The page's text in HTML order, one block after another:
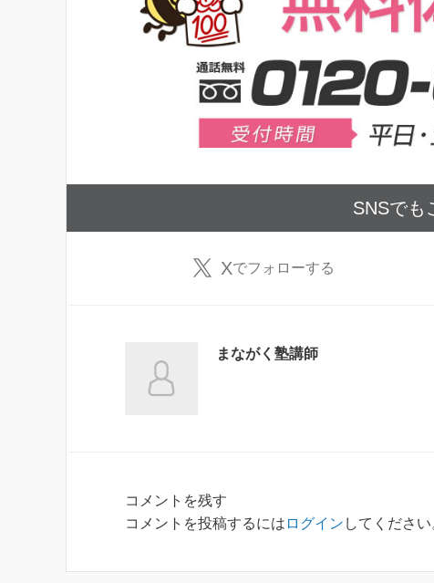
SNSでも
Xでフォローする
まながく塾講師
コメントを残す
コメントを投稿するには ログイン してください